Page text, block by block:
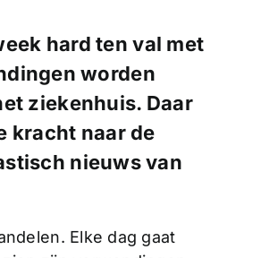
hard ten val met
worden
ziekenhuis. Daar
kracht naar de
nieuws van
Elke dag gaat